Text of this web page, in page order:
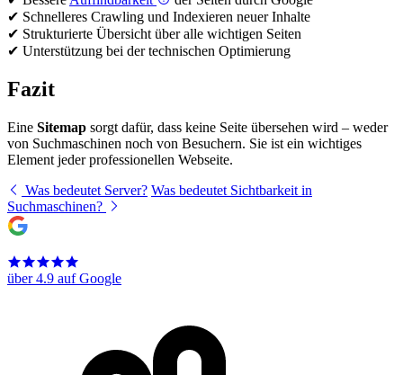
✔ Schnelleres Crawling und Indexieren neuer Inhalte
✔ Strukturierte Übersicht über alle wichtigen Seiten
✔ Unterstützung bei der technischen Optimierung
Fazit
Eine Sitemap sorgt dafür, dass keine Seite übersehen wird – weder
von Suchmaschinen noch von Besuchern. Sie ist ein wichtiges
Element jeder professionellen Webseite.
Was bedeutet Server? Was bedeutet Sichtbarkeit in
Suchmaschinen?
über 4.9 auf Google